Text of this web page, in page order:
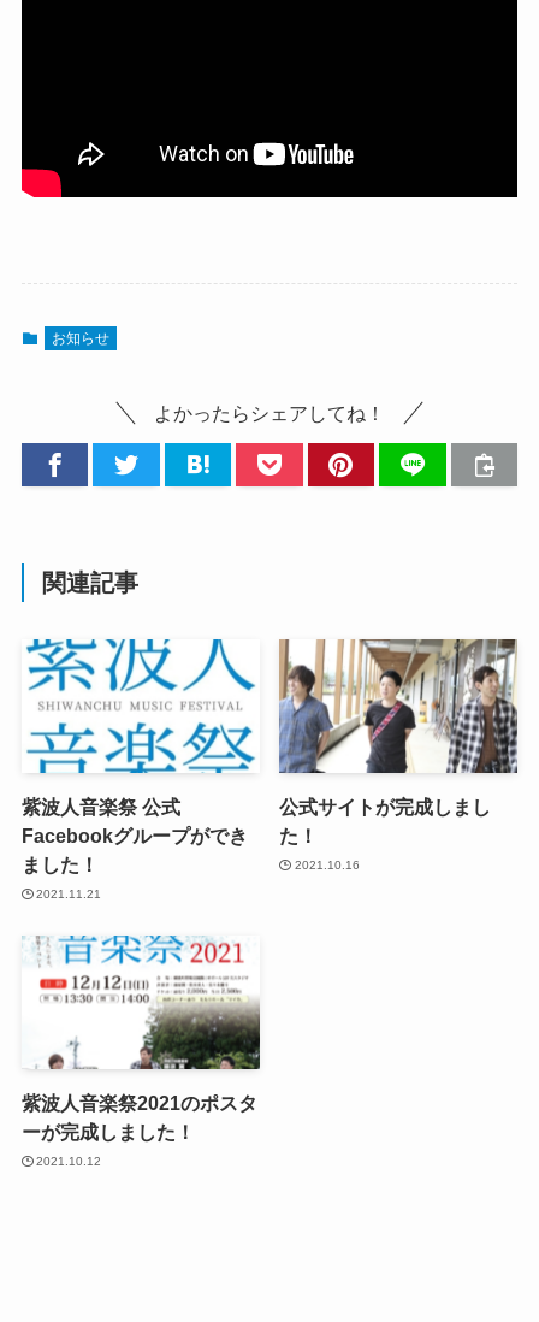
お知らせ
よかったらシェアしてね！
関連記事
紫波人音楽祭 公式
Facebookグループができ
ました！
2021.11.21
公式サイトが完成しまし
た！
2021.10.16
紫波人音楽祭2021のポスタ
ーが完成しました！
2021.10.12